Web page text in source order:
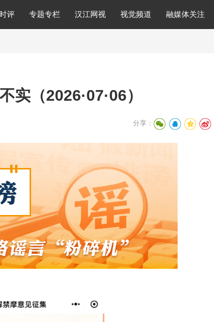
评 专题专栏 汉江网视 视觉频道 融媒体关注
实（2026·07·06）
分享：